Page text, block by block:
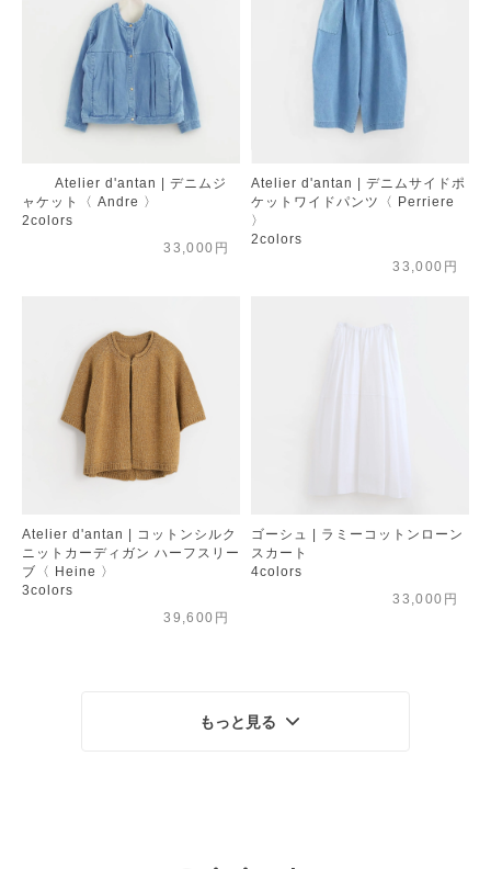
Atelier d'antan | デニムジ
ャケット〈 Andre 〉
2colors
33,000円
Atelier d'antan | デニムサイドポ
ケットワイドパンツ〈 Perriere
〉
2colors
33,000円
Atelier d'antan | コットンシルク
ニットカーディガン ハーフスリー
ブ〈 Heine 〉
3colors
39,600円
ゴーシュ | ラミーコットンローン
スカート
4colors
33,000円
もっと見る